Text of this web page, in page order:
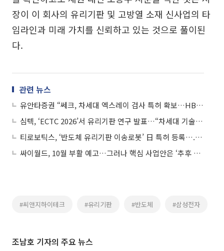
장이 이 회사의 유리기판 및 고방열 소재 신사업의 타
임라인과 미래 가치를 신뢰하고 있는 것으로 풀이된
다.
관련 뉴스
유안타증권 “쎄크, 차세대 엑스레이 검사 특허 확보…HBM·유리기판·방산 신성장축”
심텍, ‘ECTC 2026’서 유리기판 연구 발표…“차세대 기술 동향 모니터링 및 대응”
티로보틱스, ‘반도체 유리기판 이송로봇’ 日 특허 등록….HBMㆍ첨단 패키징 시장 공략
싸이월드, 10월 부활 예고…그러나 핵심 사업안은 ‘추후 공개’
#씨앤지하이테크 #유리기판 #반도체 #삼성전자
조남호 기자의 주요 뉴스